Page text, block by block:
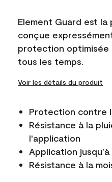
Element Guard est la
conçue
protection optimisée
tous les temps.
Voir les détails du produit
Protection contre
Résistance à la
l'application
Application jusqu’à
Résistance à la